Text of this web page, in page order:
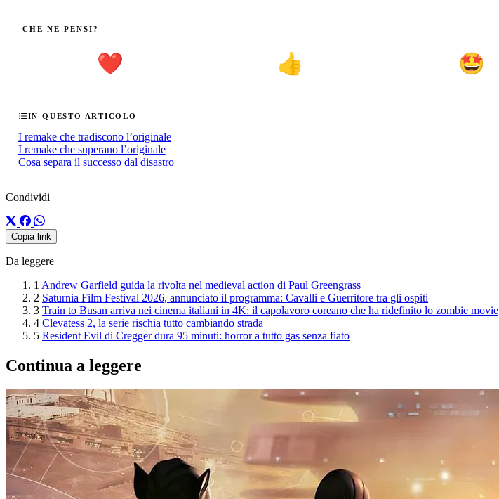
CHE NE PENSI?
❤️ 👍 🤩
IN QUESTO ARTICOLO
I remake che tradiscono l’originale
I remake che superano l’originale
Cosa separa il successo dal disastro
Condividi
Copia link
Da leggere
1 Andrew Garfield guida la rivolta nel medieval action di Paul Greengrass
2 Saturnia Film Festival 2026, annunciato il programma: Cavalli e Guerritore tra gli ospiti
3 Train to Busan arriva nei cinema italiani in 4K: il capolavoro coreano che ha ridefinito lo zombie movie
4 Clevatess 2, la serie rischia tutto cambiando strada
5 Resident Evil di Cregger dura 95 minuti: horror a tutto gas senza fiato
Continua a leggere